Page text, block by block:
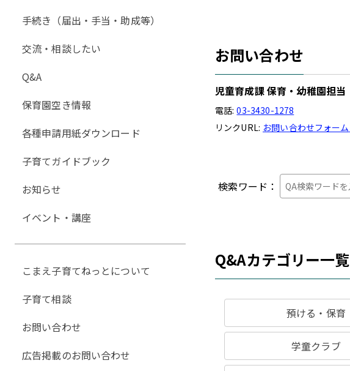
お問い合わせ
児童育成課 保育・幼稚園担当
電話: 03-3430-1278
リンクURL: お問い合わせフォーム
検索ワード：
Q&Aカテゴリー一覧
預ける・保育
学童クラブ
手続き（届出・手当・助成等）
交流・相談したい
Q&A
保育園空き情報
各種申請用紙ダウンロード
子育てガイドブック
お知らせ
イベント・講座
こまえ子育てねっとについて
子育て相談
お問い合わせ
広告掲載のお問い合わせ